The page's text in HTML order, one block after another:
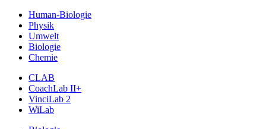
Human-Biologie
Physik
Umwelt
Biologie
Chemie
CLAB
CoachLab II+
VinciLab 2
WiLab